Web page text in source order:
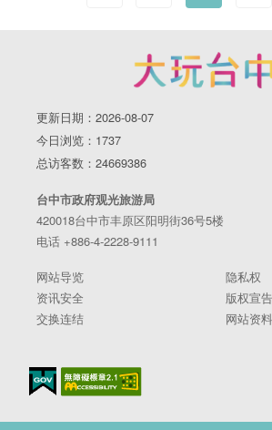
更新日期：2026-08-07
今日浏览：1737
总访客数：24669386
台中市政府观光旅游局
420018台中市丰原区阳明街36号5楼
电话 +886-4-2228-9111
网站导览
隐私权
资讯安全
版权宣告
交换连结
网站资